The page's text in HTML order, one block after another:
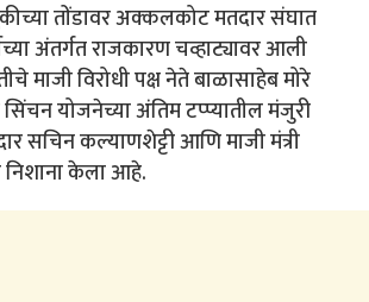
तोंडावर अक्कलकोट मतदार संघात
अंतर्गत राजकारण चव्हाट्यावर आली
माजी विरोधी पक्ष नेते बाळासाहेब मोरे
योजनेच्या अंतिम टप्प्यातील मंजुरी
सचिन कल्याणशेट्टी आणि माजी मंत्री
निशाना केला आहे.